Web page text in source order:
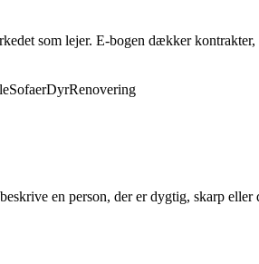
som lejer. E-bogen dækker
SofaerDyrRenovering
en person, der er dygtig, skarp